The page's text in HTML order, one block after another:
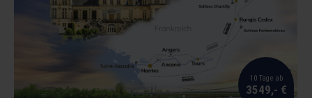
10 Tage ab
3549,- €